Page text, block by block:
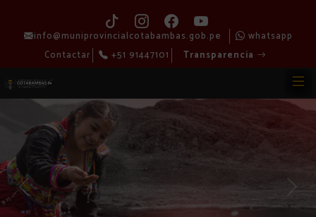
info@muniprovincialcotabambas.gob.pe
whatsapp
Contactar
+51 91447101 Transparencia
Previous Next